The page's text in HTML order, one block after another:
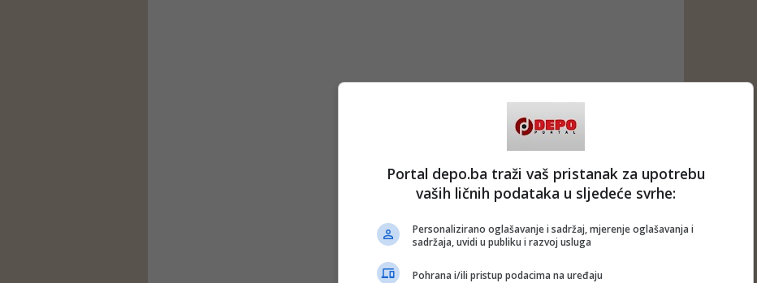
Portal depo.ba traži vaš pristanak za upotrebu
vaših ličnih podataka u sljedeće svrhe:
Personalizirano oglašavanje i sadržaj, mjerenje oglašavanja i
sadržaja, uvidi u publiku i razvoj usluga
Pohrana i/ili pristup podacima na uređaju